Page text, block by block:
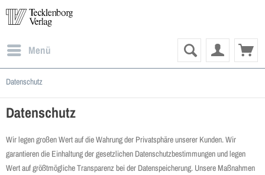
Menü
Datenschutz
Datenschutz
Wir legen großen Wert auf die Wahrung der Privatsphäre unserer Kunden. Wir
garantieren die Einhaltung der gesetzlichen Datenschutzbestimmungen und legen
Wert auf größtmögliche Transparenz bei der Datenspeicherung. Unsere Maßnahmen